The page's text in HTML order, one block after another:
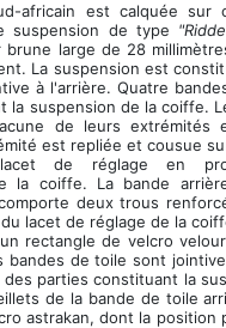
africain est calquée sur
suspension de type
large de 28
La suspension est
à l'arrière. Quatre
la suspension de la coiffe.
de leurs extrémités
est repliée et cousue
de réglage en
la coiffe. La bande
deux trous
lacet de réglage de la
rectangle de velcro
de toile sont
parties constituant la
de la bande de toile
astrakan, dont la position